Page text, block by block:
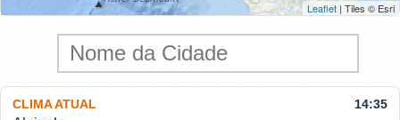
Leaflet | Tiles © Esri
CLIMA ATUAL 14:35